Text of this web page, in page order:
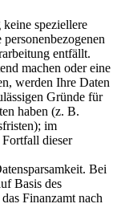
speziellere
entfällt.
machen oder eine
werden Ihre Daten
Gründe für
haben (z. B.
im
dieser
Bei
Basis des
Finanzamt nach